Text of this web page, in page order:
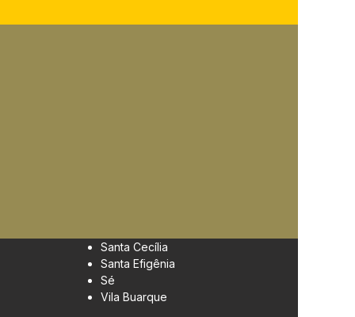
Santa Cecília
Santa Efigênia
Sé
Vila Buarque